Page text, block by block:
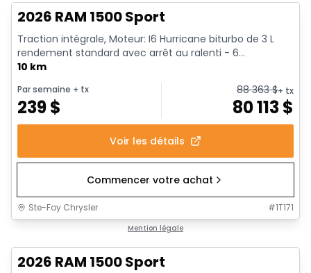
2026 RAM 1500 Sport
Traction intégrale, Moteur: I6 Hurricane biturbo de 3 L
rendement standard avec arrêt au ralenti - 6...
10 km
Par semaine + tx
239$
88 363$+ tx
80 113$
Voir les détails
Commencer votre achat
Ste-Foy Chrysler #1T171
Mention légale
2026 RAM 1500 Sport